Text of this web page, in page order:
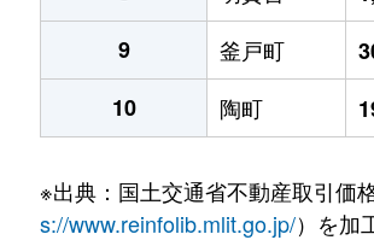
9
釜戸町
10
陶町
※出典：国土交通省不動産取引価
s://www.reinfolib.mlit.go.jp/）を加